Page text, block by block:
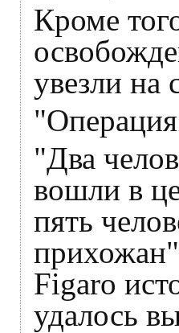
Кроме
увезли на
"Два
вошли в
пять
Figaro
удалось